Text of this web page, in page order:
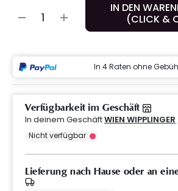
IN DEN
(CLICK &
In 4 Raten ohne
Verfügbarkeit im Geschäft
In deinem GeschäftWIEN WIPPLINGER
Nicht verfügbar
Lieferung nach Hause oder an